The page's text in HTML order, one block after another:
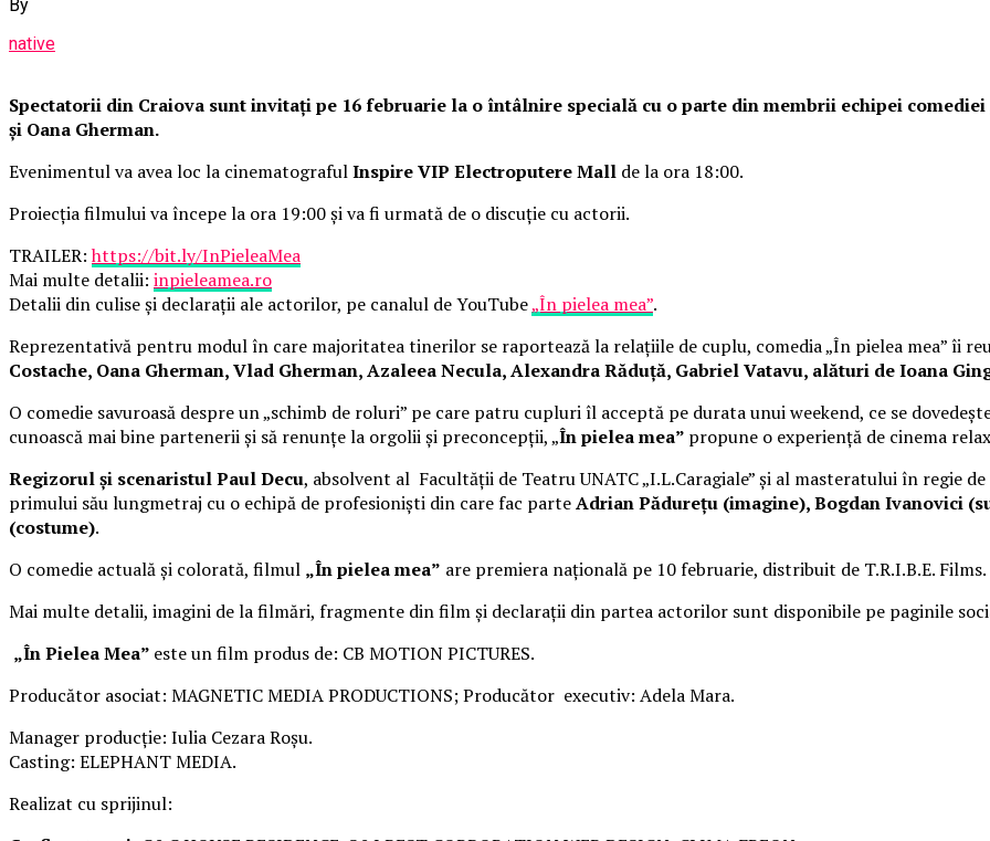
By
native
Spectatorii din Craiova sunt invitați pe 16 februarie la o întâlnire specială cu o parte din membrii echipei
și Oana Gherman.
Evenimentul va avea loc la cinematografulInspire VIP Electroputere Mall de la ora 18:00.
Proiecția filmului va începe la ora 19:00 și va fi urmată de o discuție cu actorii.
TRAILER:https://bit.ly/InPieleaMea
Mai multe detalii: inpieleamea.ro
Detalii din culise și declarații ale actorilor, pe canalul de YouTube„În pielea mea”.
Reprezentativă pentru modul în care majoritatea tinerilor se raportează la relațiile de cuplu, comedia „În pielea mea” îi
Costache, Oana Gherman, Vlad Gherman, Azaleea Necula, Alexandra Răduță, Gabriel Vatavu, alături de Ioana
O comedie savuroasă despre un „schimb de roluri” pe care patru cupluri îl acceptă pe durata unui weekend, ce se
cunoască mai bine partenerii și să renunțe la orgolii și preconcepții, „În pielea mea” propune o experiență de cinema
Regizorul și scenaristul Paul Decu, absolvent al Facultății de Teatru UNATC „I.L.Caragiale” și al masteratului în regie
primului său lungmetraj cu o echipă de profesioniști din care fac parteAdrian Pădurețu (imagine), Bogdan Ivanovici
(costume).
O comedie actuală și colorată, filmul „În pielea mea” are premiera națională pe 10 februarie, distribuit de T.R.I.B.E. Films.
Mai multe detalii, imagini de la filmări, fragmente din film și declarații din partea actorilor sunt disponibile pe paginile
„În Pielea Mea” este un film produs de: CB MOTION PICTURES.
Producător asociat: MAGNETIC MEDIA PRODUCTIONS; Producător executiv: Adela Mara.
Manager producție: Iulia Cezara Roșu.
Casting: ELEPHANT MEDIA.
Realizat cu sprijinul: